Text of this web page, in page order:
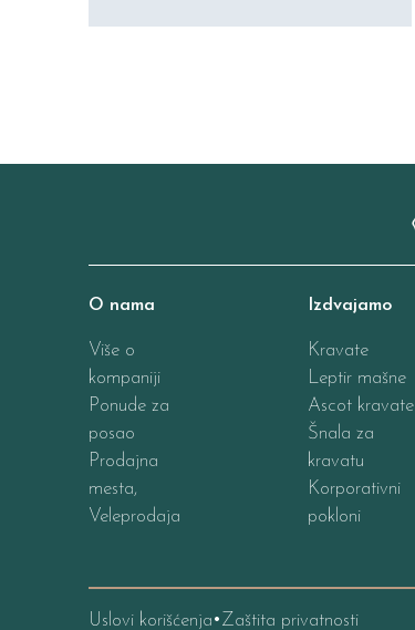
O nama
Više o
kompaniji
Ponude za
posao
Prodajna
mesta,
Veleprodaja
Izdvajamo
Kravate
Leptir mašne
Ascot kravate
Šnala za
kravatu
Korporativni
pokloni
Uslovi korišćenja•Zaštita privatnosti